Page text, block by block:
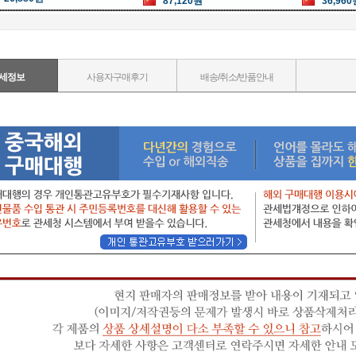
정보 사용자구매후기 배송/취소/반품안내